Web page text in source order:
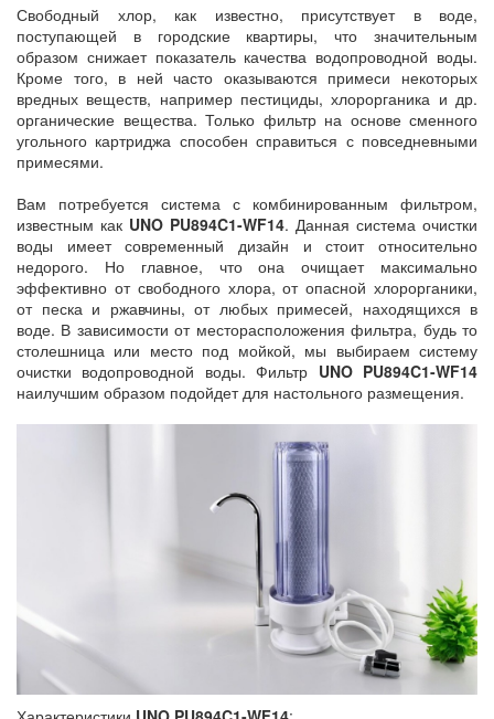
Свободный хлор, как известно, присутствует в воде,
поступающей в городские квартиры, что значительным
образом снижает показатель качества водопроводной воды.
Кроме того, в ней часто оказываются примеси некоторых
вредных веществ, например пестициды, хлорорганика и др.
органические вещества. Только фильтр на основе сменного
угольного картриджа способен справиться с повседневными
примесями.
Вам потребуется система с комбинированным фильтром,
известным как UNO PU894C1-WF14. Данная система очистки
воды имеет современный дизайн и стоит относительно
недорого. Но главное, что она очищает максимально
эффективно от свободного хлора, от опасной хлорорганики,
от песка и ржавчины, от любых примесей, находящихся в
воде. В зависимости от месторасположения фильтра, будь то
столешница или место под мойкой, мы выбираем систему
очистки водопроводной воды. Фильтр UNO PU894C1-WF14
наилучшим образом подойдет для настольного размещения.